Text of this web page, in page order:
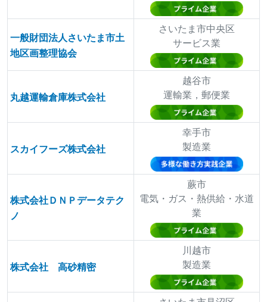
一般財団法人さいたま市土
地区画整理協会
さいたま市中央区
サービス業
丸越運輸倉庫株式会社
越谷市
運輸業，郵便業
スカイフーズ株式会社
幸手市
製造業
株式会社ＤＮＰデータテク
ノ
蕨市
電気・ガス・熱供給・水道
業
株式会社 高砂精密
川越市
製造業